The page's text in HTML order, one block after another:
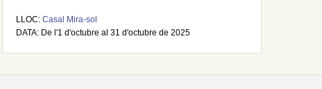
LLOC: Casal Mira-sol
DATA: De l'1 d'octubre al 31 d'octubre de 2025